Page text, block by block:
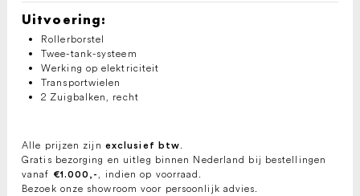
Uitvoering:
Rollerborstel
Twee-tank-systeem
Werking op elektriciteit
Transportwielen
2 Zuigbalken, recht
Alle prijzen zijn exclusief btw.
Gratis bezorging en uitleg binnen Nederland bij bestellingen
vanaf €1.000,- , indien op voorraad.
Bezoek onze showroom voor persoonlijk advies.